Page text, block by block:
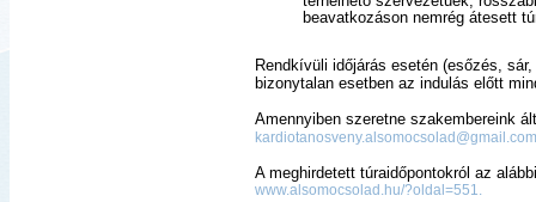
beavatkozáson nemrég átesett
Rendkívüli időjárás esetén (esőzés,
bizonytalan esetben az indulás előtt
Amennyiben szeretne szakembereink
kardiotanosveny.alsomocsolad@gmail.com
A meghirdetett túraidőpontokról az
www.alsomocsolad.hu/?oldal=551.